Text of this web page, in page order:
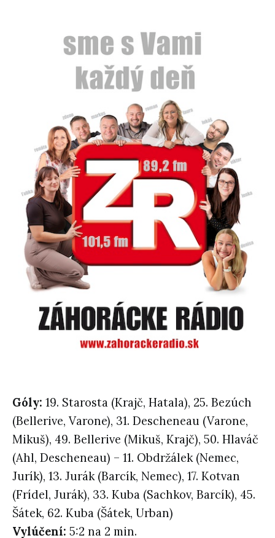
Góly: 19. Starosta (Krajč, Hatala), 25. Bezúch
(Bellerive, Varone), 31. Descheneau (Varone,
Mikuš), 49. Bellerive (Mikuš, Krajč), 50. Hlaváč
(Ahl, Descheneau) – 11. Obdržálek (Nemec,
Jurík), 13. Jurák (Barcík, Nemec), 17. Kotvan
(Frídel, Jurák), 33. Kuba (Sachkov, Barcík), 45.
Šátek, 62. Kuba (Šátek, Urban)
Vylúčení: 5:2 na 2 min.